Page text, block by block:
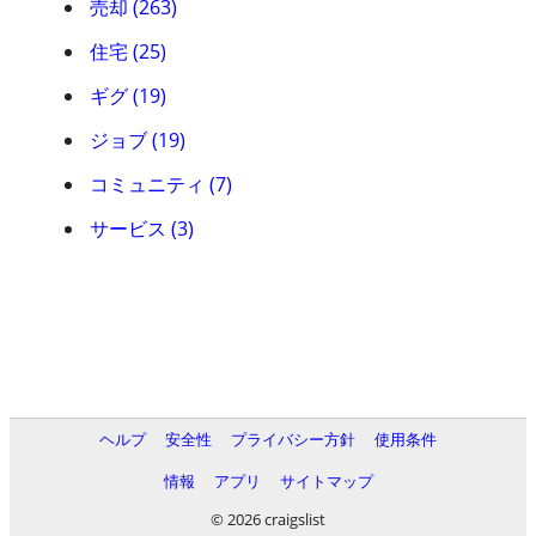
売却 (263)
住宅 (25)
ギグ (19)
ジョブ (19)
コミュニティ (7)
サービス (3)
ヘルプ 安全性 プライバシー方針
使用条件
情報
アプリ
サイトマップ
© 2026 craigslist